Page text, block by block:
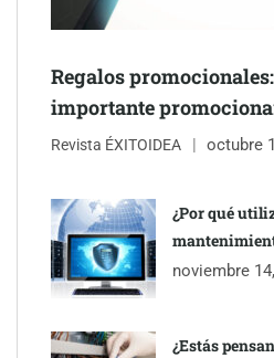
mudanzas en Barcelona
Regalos
importante
Revista ÉXITOIDEA octubre
¿Por qué
noviembre
¿Estás